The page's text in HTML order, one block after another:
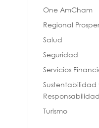
One AmCham
Regional
Salud
Seguridad
Servicios
Sustentabilidad
Turismo